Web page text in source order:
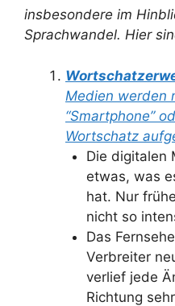
insbesondere im
Sprachwandel. Hier
Medien werden
“Smartphone”
Wortschatz
Die digitalen
etwas, was
hat. Nur
nicht so
Das
Verbreiter
verlief jede
Richtung